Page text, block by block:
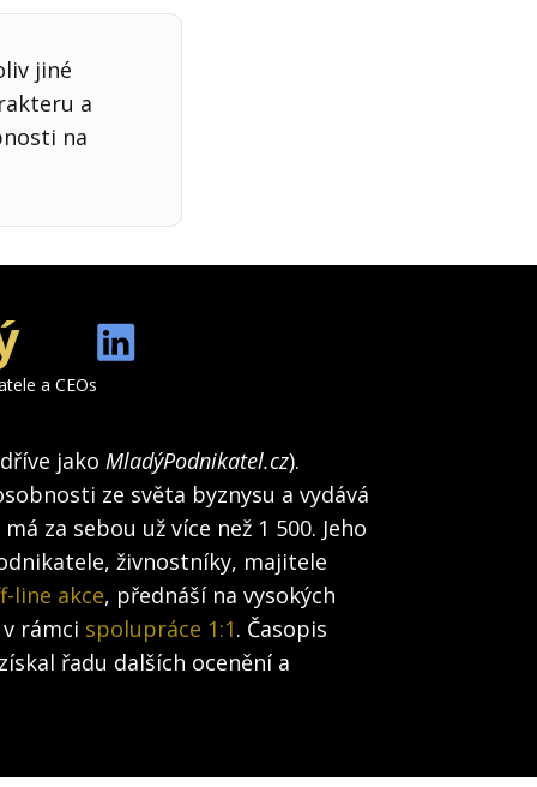
jiné
a
na
a CEOs
jako MladýPodnikatel.cz).
ze světa byznysu a vydává
za sebou už více než 1 500. Jeho
živnostníky, majitele
line akce, přednáší na vysokých
rámci spolupráce 1:1. Časopis
řadu dalších ocenění a